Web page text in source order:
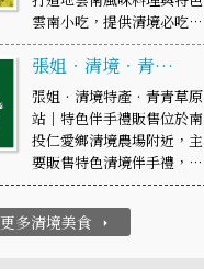
雲南小吃，提供清境必吃…
張姐‧清境‧青…
張姐‧清境特產‧青青草原
站│特色伴手禮販售位於南
投仁愛鄉清境農場附近，主
要販售特色清境伴手禮，…
更多清境美食 arrow_right